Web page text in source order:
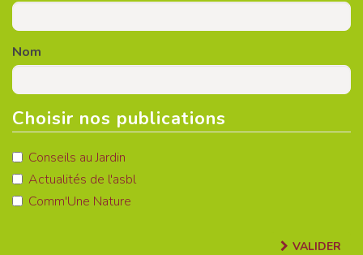
Nom
Choisir nos publications
Conseils au Jardin
Actualités de l'asbl
Comm'Une Nature
VALIDER